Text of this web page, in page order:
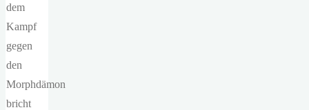
dem
Kampf
gegen
den
Morphdämon
bricht